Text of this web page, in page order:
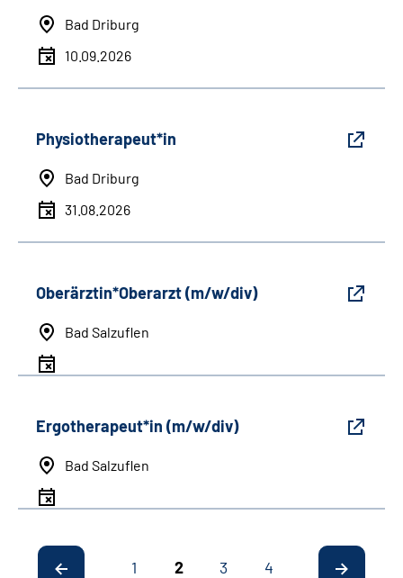
Bad Driburg
10.09.2026
Physiotherapeut*in
Bad Driburg
31.08.2026
Oberärztin*Oberarzt (m/w/div)
Bad Salzuflen
Ergotherapeut*in (m/w/div)
Bad Salzuflen
1 2 3 4